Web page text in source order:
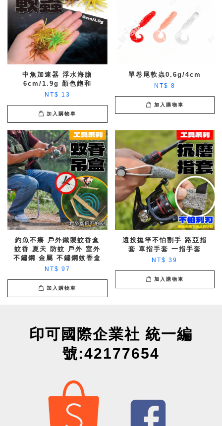
中魚加速器 浮水海膽
6cm/1.9g 顏色飽和
NT$ 13
加入購物車
單卷尾軟蟲0.6g/4cm
NT$ 8
加入購物車
釣魚不癢 戶外鐵製蚊香盒
蚊香 夏天 防蚊 戶外 室外
不鏽鋼 金屬 不鏽鋼蚊香盒
NT$ 97
加入購物車
遠投拋竿不怕割手 路亞指
套 單指手套 一指手套
NT$ 39
加入購物車
印可國際企業社 統一編
號:42177654